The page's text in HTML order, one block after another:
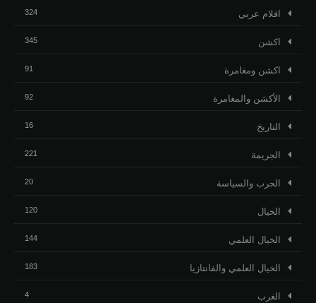
افلام عربي 324
اكشن 345
اكشن ومغامرة 91
الأكشن والمغامرة 92
التاريخ 16
الجريمة 221
الحرب والسياسة 20
الخيال 120
الخيال العلمي 144
الخيال العلمي والفانتازيا 183
الغرب 4